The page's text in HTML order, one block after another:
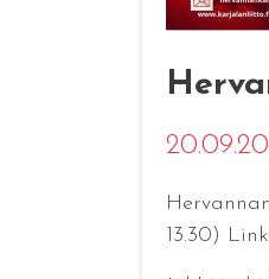
13.30)